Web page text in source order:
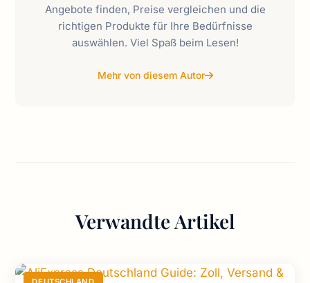
Angebote finden, Preise vergleichen und die
richtigen Produkte für Ihre Bedürfnisse
auswählen. Viel Spaß beim Lesen!
Mehr von diesem Autor
Verwandte Artikel